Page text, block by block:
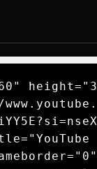
height="3